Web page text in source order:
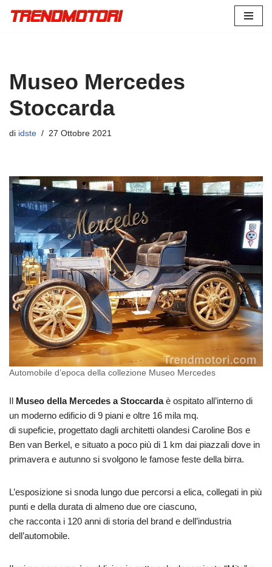
Museo Mercedes
Stoccarda
di idste 27 Ottobre 2021
Automobile d’epoca della collezione Museo Mercedes
Il Museo della Mercedes a Stoccardaè ospitato all’interno di
un moderno edificio di 9 piani e oltre 16 mila mq.
di supeficie, progettato dagli architetti olandesi Caroline Bos e
Ben van Berkel, e situato a poco più di 1 km dai piazzali dove in
primavera e autunno si svolgono le famose feste della birra.
L’esposizione si snoda lungo due percorsi a elica, collegati in più
punti e della durata di almeno due ore ciascuno,
che racconta i 120 anni di storia del brand e dell’industria
dell’automobile.